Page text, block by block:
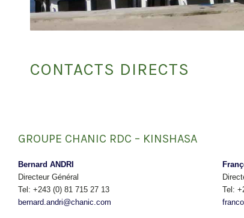
CONTACTS DIRECTS
GROUPE CHANIC RDC – KINSHASA
Bernard ANDRI
Directeur Général
Tel: +243 (0) 81 715 27 13
bernard.andri@chanic.com
Tel: